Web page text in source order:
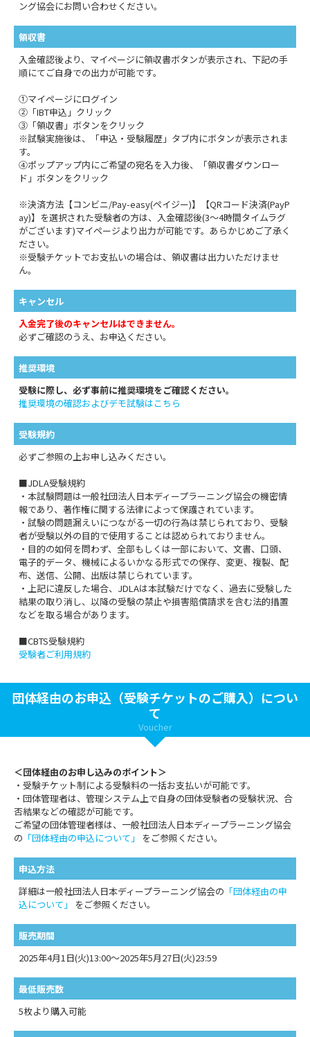
ング協会にお問い合わせください。
領収書
入金確認後より、マイページに領収書ボタンが表示され、下記の手
順にてご自身での出力が可能です。
①マイページにログイン
②「IBT申込」クリック
③「領収書」ボタンをクリック
※試験実施後は、「申込・受験履歴」タブ内にボタンが表示されま
す。
④ポップアップ内にご希望の宛名を入力後、「領収書ダウンロー
ド」ボタンをクリック
※決済方法【コンビニ/Pay-easy(ペイジー)】【QRコード決済(PayP
ay)】を選択された受験者の方は、入金確認後(3～4時間タイムラグ
がございます)マイページより出力が可能です。あらかじめご了承く
ださい。
※受験チケットでお支払いの場合は、領収書は出力いただけませ
ん。
キャンセル
入金完了後のキャンセルはできません。
必ずご確認のうえ、お申込ください。
推奨環境
受験に際し、必ず事前に推奨環境をご確認ください。
推奨環境の確認およびデモ試験はこちら
受験規約
必ずご参照の上お申し込みください。
■JDLA受験規約
・本試験問題は一般社団法人日本ディープラーニング協会の機密情
報であり、著作権に関する法律によって保護されています。
・試験の問題漏えいにつながる一切の行為は禁じられており、受験
者が受験以外の目的で使用することは認められておりません。
・目的の如何を問わず、全部もしくは一部において、文書、口頭、
電子的データ、機械によるいかなる形式での保存、変更、複製、配
布、送信、公開、出版は禁じられています。
・上記に違反した場合、JDLAは本試験だけでなく、過去に受験した
結果の取り消し、以降の受験の禁止や損害賠償請求を含む法的措置
などを取る場合があります。
■CBTS受験規約
受験者ご利用規約
団体経由のお申込（受験チケットのご購入）につい
て
Voucher
＜団体経由のお申し込みのポイント＞
・受験チケット制による受験料の一括お支払いが可能です。
・団体管理者は、管理システム上で自身の団体受験者の受験状況、合
否結果などの確認が可能です。
ご希望の団体管理者様は、一般社団法人日本ディープラーニング協会
の 「団体経由の申込について」 をご参照ください。
申込方法
詳細は一般社団法人日本ディープラーニング協会の 「団体経由の申
込について」
をご参照ください。
販売期間
2025年4月1日(火)13:00～2025年5月27日(火)23:59
最低販売数
5枚より購入可能